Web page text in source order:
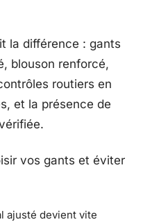
la différence : gants
blouson renforcé,
routiers en
et la présence de
vos gants et éviter
ajusté devient vite